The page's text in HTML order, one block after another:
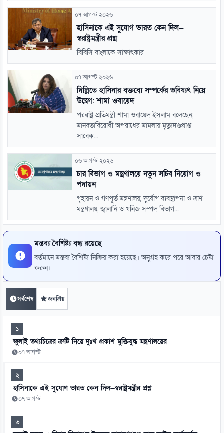
০৭ আগস্ট ২০২৬
হাসিনাকে এই সুযোগ ভারত কেন দিল—
স্বরাষ্ট্রমন্ত্রীর প্রশ্ন
বিবিসি বাংলাকে সাক্ষাৎকার
০৭ আগস্ট ২০২৬
দিল্লিতে হাসিনার বক্তব্যে সম্পর্কের ভবিষ্যৎ নিয়ে
উদ্বেগ: শামা ওবায়েদ
পররাষ্ট্র প্রতিমন্ত্রী শামা ওবায়েদ ইসলাম বলেছেন,
মানবতাবিরোধী অপরাধের মামলায় মৃত্যুদণ্ডপ্রাপ্ত
সাবেক...
০৬ আগস্ট ২০২৬
চার বিভাগ ও মন্ত্রণালয়ে নতুন সচিব নিয়োগ ও
পদায়ন
গৃহায়ন ও গণপূর্ত মন্ত্রণালয়, দুর্যোগ ব্যবস্থাপনা ও ত্রাণ
মন্ত্রণালয়, জ্বালানি ও খনিজ সম্পদ বিভাগ...
মন্তব্য বৈশিষ্ট্য বন্ধ রয়েছে
বর্তমানে মন্তব্য বৈশিষ্ট্য নিষ্ক্রিয় করা হয়েছে। অনুগ্রহ করে পরে আবার চেষ্টা
করুন।
সর্বশেষ জনপ্রিয়
১
জুলাই তথ্যচিত্রের ত্রুটি নিয়ে দুঃখ প্রকাশ মুক্তিযুদ্ধ মন্ত্রণালয়ের
০৭ আগস্ট
২
হাসিনাকে এই সুযোগ ভারত কেন দিল—স্বরাষ্ট্রমন্ত্রীর প্রশ্ন
০৭ আগস্ট
৩